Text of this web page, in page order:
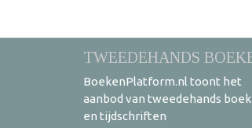
TWEEDEHANDS
BoekenPlatform.nl toont het
aanbod van tweedehands
en tijdschriften